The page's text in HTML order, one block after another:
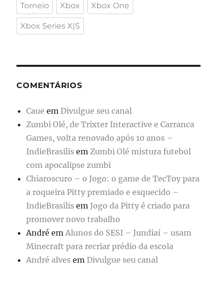
Torneio Xbox Xbox One
Xbox Series X|S
COMENTÁRIOS
Caue em Divulgue seu canal
Zumbi Olé, de Trixter Interactive e Carranca
Games, volta renovado após 10 anos –
IndieBrasilis em Zumbi Olé mistura futebol
com apocalipse zumbi
Chiaroscuro – o Jogo: o game de TecToy para
a roqueira Pitty premiado e esquecido –
IndieBrasilis em Jogo da Pitty é criado para
promover novo trabalho
André em Alunos do SESI – Jundiaí – usam
Minecraft para recriar prédio da escola
André alves em Divulgue seu canal